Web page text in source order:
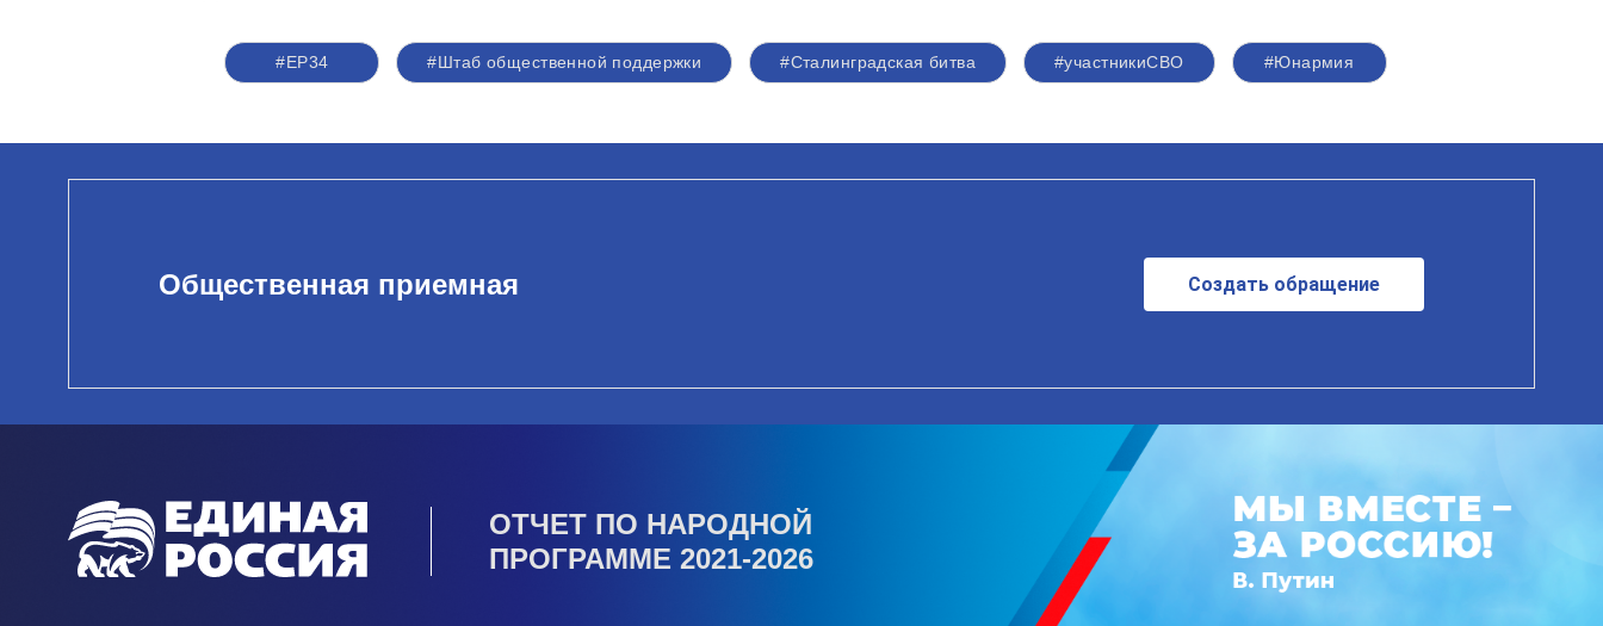
#ЕР34 #Штаб общественной поддержки #Сталинградская битва #участникиСВО #Юнармия
Общественная приемная Создать обращение
ОТЧЕТ ПО НАРОДНОЙ
ПРОГРАММЕ 2021-2026